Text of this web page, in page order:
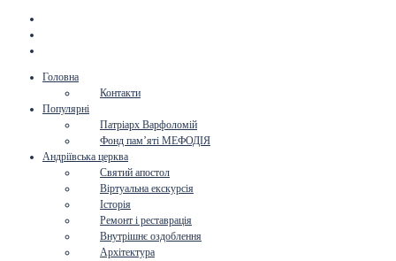
Головна
Контакти
Популярні
Патріарх Варфоломій
Фонд пам’яті МЕФОДІЯ
Андріївська церква
Святий апостол
Віртуальна екскурсія
Історія
Ремонт і реставрація
Внутрішнє оздоблення
Архітектура